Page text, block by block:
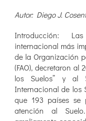
Autor: Diego J.
Introducción:
internacional más
de la Organización
(FAO), decretaron al
los Suelos” y al
Internacional de los
que 193 países se
atención al